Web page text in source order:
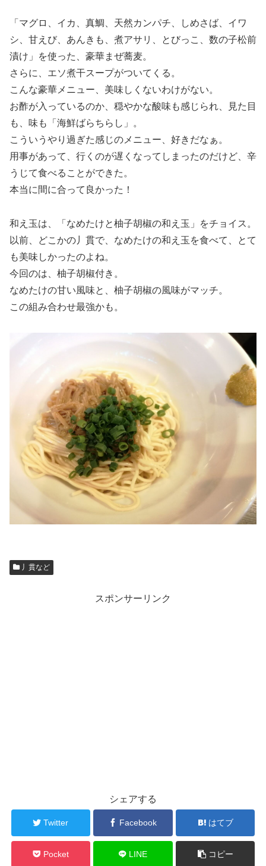
「マグロ、イカ、真鯛、天然カンパチ、しめさば、イワ
シ、甘えび、あんきも、煮アサリ、とびっこ、数の子松前
漬け」を使った、豪華まぜ蕎麦。
さらに、エソ煮干スープがついてくる。
こんな豪華メニュー、美味しくないわけがない。
お酢が入っているのか、穏やかな酸味も感じられ、見た目
も、味も「海鮮ばらちらし」。
こういうやり過ぎた感じのメニュー、好きだなぁ。
用事があって、行くのが遅くなってしまったのだけど、辛
うじて食べることができた。
本当に間に合って良かった！
和え玉は、「なめたけと柚子胡椒の和え玉」をチョイス。
以前、どこかの丿貫で、なめたけの和え玉を食べて、とて
も美味しかったのよね。
今回のは、柚子胡椒付き。
なめたけの甘い風味と、柚子胡椒の風味がマッチ。
この組み合わせ最強かも。
丿貫など
スポンサーリンク
シェアする
Twitter Facebook はてブ
Pocket LINE コピー